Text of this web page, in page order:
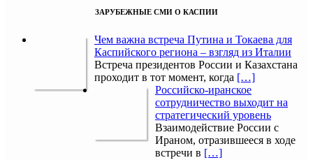
ЗАРУБЕЖНЫЕ СМИ О КАСПИИ
Чем важна встреча Путина и Токаева для
Каспийского региона – взгляд из Италии
Встреча президентов России и Казахстана
проходит в тот момент, когда […]
Российско-иранское
сотрудничество выходит на
стратегический уровень
Взаимодействие России с
Ираном, отразившееся в ходе
встречи в […]